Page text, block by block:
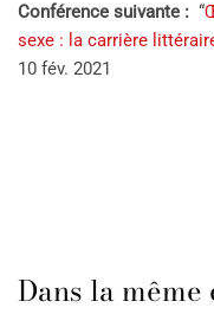
Conférence suivante : “
sexe : la carrière
10 fév. 2021
Dans la